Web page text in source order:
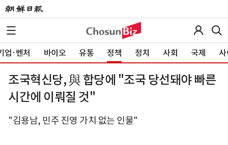
업·벤처 바이오 유통 정책 정치 사회 국제 사
조국혁신당, 與 합당에 "조국 당선돼야 빠른
시간에 이뤄질 것"
"김용남, 민주 진영 가치 없는 인물"